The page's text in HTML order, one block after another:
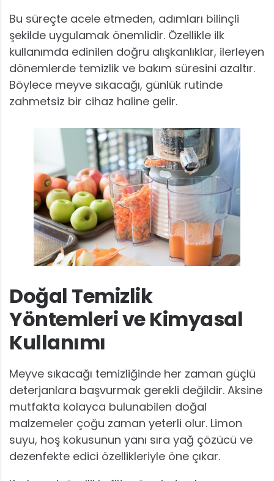
Bu süreçte acele etmeden, adımları bilinçli
şekilde uygulamak önemlidir. Özellikle ilk
kullanımda edinilen doğru alışkanlıklar, ilerleyen
dönemlerde temizlik ve bakım süresini azaltır.
Böylece meyve sıkacağı, günlük rutinde
zahmetsiz bir cihaz haline gelir.
Doğal Temizlik
Yöntemleri ve Kimyasal
Kullanımı
Meyve sıkacağı temizliğinde her zaman güçlü
deterjanlara başvurmak gerekli değildir. Aksine
mutfakta kolayca bulunabilen doğal
malzemeler çoğu zaman yeterli olur. Limon
suyu, hoş kokusunun yanı sıra yağ çözücü ve
dezenfekte edici özellikleriyle öne çıkar.